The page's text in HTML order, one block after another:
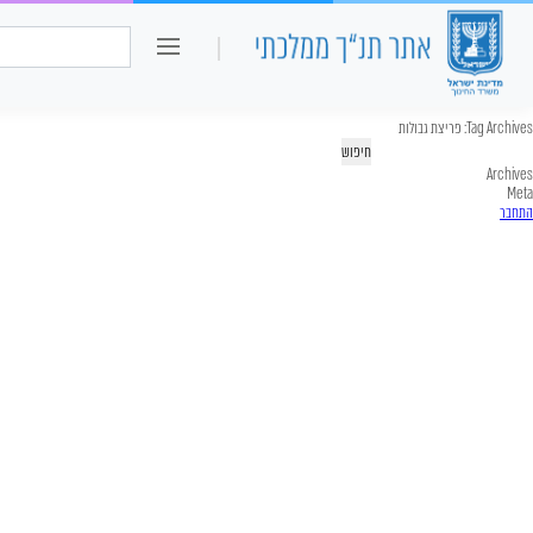
חיפוש:
כיתה ו
Tag Archives: פריצת גבולות
Archives
Meta
התחבר